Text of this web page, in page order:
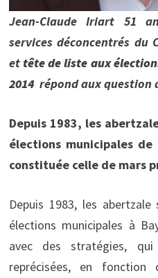
Jean-Claude Iriart 51
services déconcentrés du
et tête de liste aux
2014 répond aux question
Depuis 1983, les
élections municipales de
constituée celle de mars
Depuis 1983, les
élections municipales à
avec des stratégies,
reprécisées, en